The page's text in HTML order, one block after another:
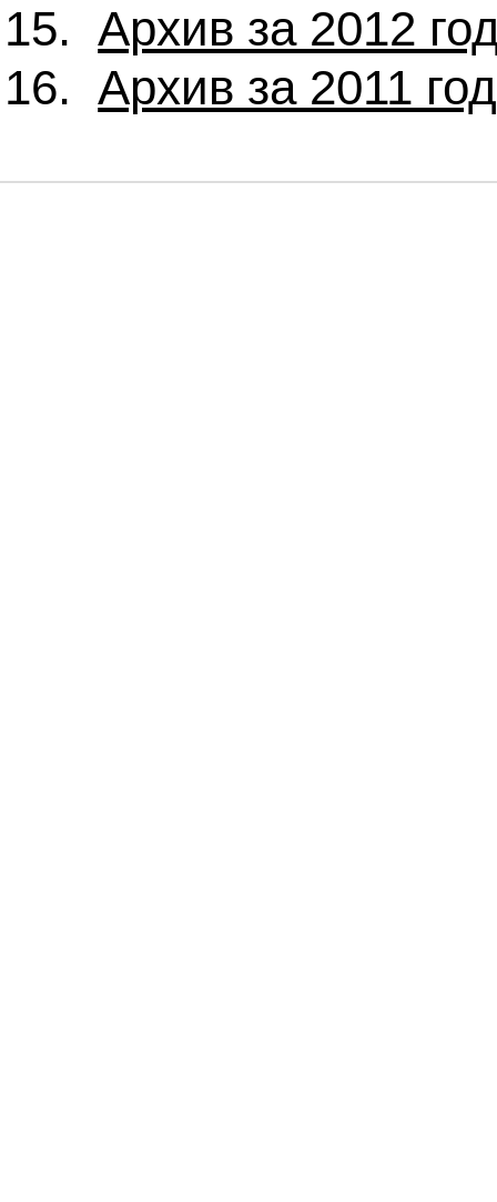
Архив за 2012
Архив за 2011 год